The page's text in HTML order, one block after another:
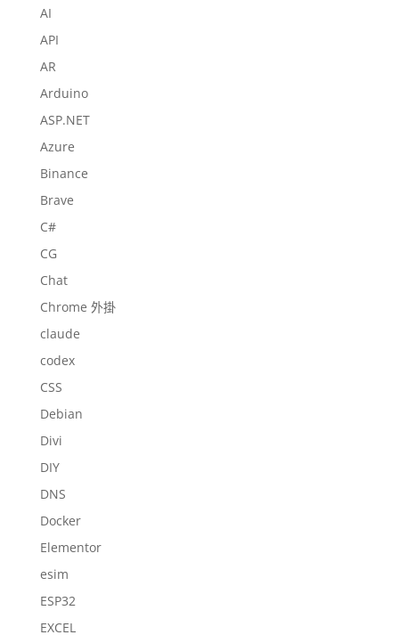
AI
API
AR
Arduino
ASP.NET
Azure
Binance
Brave
C#
CG
Chat
Chrome 外掛
claude
codex
CSS
Debian
Divi
DIY
DNS
Docker
Elementor
esim
ESP32
EXCEL